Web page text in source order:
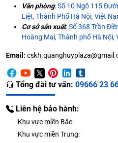
Văn phòng:Số 10 Ngõ 115
Liệt, Thành Phố Hà Nội, Việt
Cơ sở sản xuất:Số 368 Trần
Hoàng Mai, Thành phố Hà Nội,
Email:
Tổng đài tư vấn: 09666 23
Liên hệ bảo hành:
Khu vực miền Bắc:
Khu vực miền Trung: